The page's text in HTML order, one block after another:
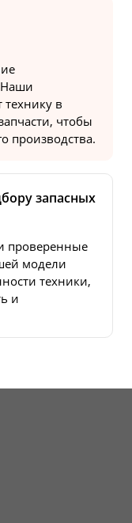
Наши
технику в
чтобы
производства.
запасных
проверенные
модели
техники,
и